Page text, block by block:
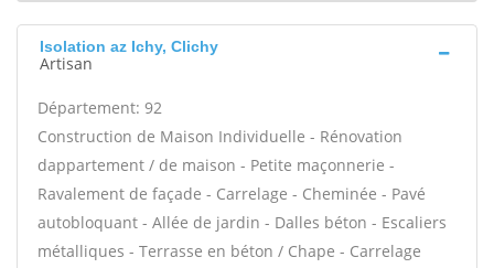
Isolation az Ichy, Clichy
Artisan
Département: 92
Construction de Maison Individuelle - Rénovation
dappartement / de maison - Petite maçonnerie -
Ravalement de façade - Carrelage - Cheminée - Pavé
autobloquant - Allée de jardin - Dalles béton - Escaliers
métalliques - Terrasse en béton / Chape - Carrelage